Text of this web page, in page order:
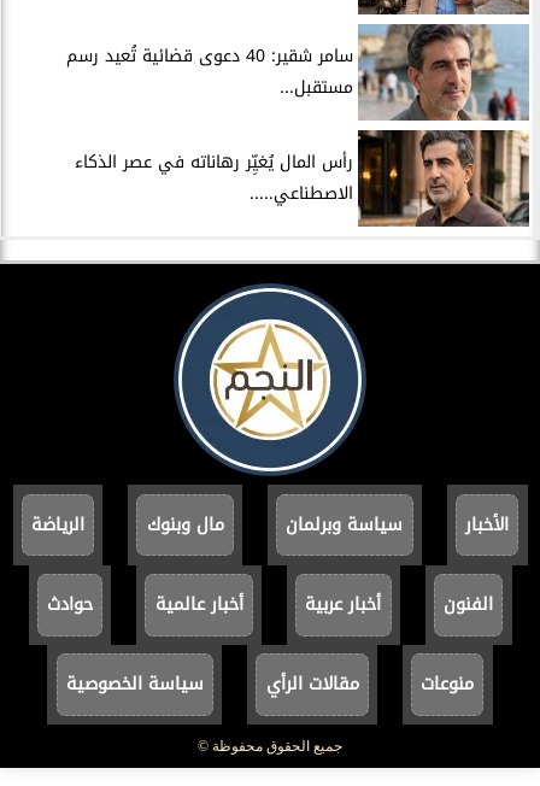
سامر شقير: 40 دعوى قضائية تُعيد رسم
مستقبل...
رأس المال يُغيِّر رهاناته في عصر الذكاء
الاصطناعي.....
الأخبار سياسة وبرلمان مال وبنوك الرياضة
الفنون أخبار عربية أخبار عالمية حوادث
منوعات مقالات الرأي سياسة الخصوصية
جميع الحقوق محفوظة ©